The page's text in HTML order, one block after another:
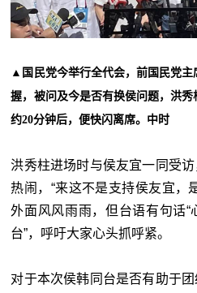
▲国民党今举行全代会，前国民党
握，被问及今是否有换侯问题，洪
约20分钟后，便快闪离席。中时
洪秀柱进场时与侯友宜一同受
热闹，“来这不是支持侯友宜，
外面风风雨雨，但台语有句话
台”，呼吁大家心头抓呼紧。
对于本次侯韩同台是否有助于